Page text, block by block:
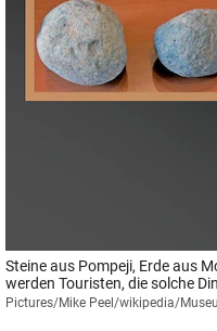
Steine aus Pompeji, Erde aus
werden Touristen, die solche
Pictures/Mike Peel/wikipedia/